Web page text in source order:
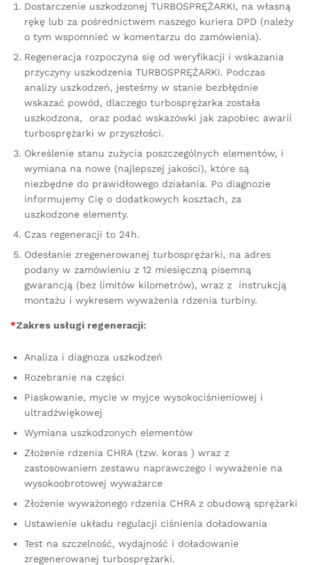
Dostarczenie uszkodzonej TURBOSPRĘŻARKI, na własną
rękę lub za pośrednictwem naszego kuriera DPD (należy
o tym wspomnieć w komentarzu do zamówienia).
Regeneracja rozpoczyna się od weryfikacji i wskazania
przyczyny uszkodzenia TURBOSPRĘŻARKI. Podczas
analizy uszkodzeń, jesteśmy w stanie bezbłędnie
wskazać powód, dlaczego turbosprężarka została
uszkodzona, oraz podać wskazówki jak zapobiec awarii
turbosprężarki w przyszłości.
Określenie stanu zużycia poszczególnych elementów, i
wymiana na nowe (najlepszej jakości), które są
niezbędne do prawidłowego działania. Po diagnozie
informujemy Cię o dodatkowych kosztach, za
uszkodzone elementy.
Czas regeneracji to 24h.
Odesłanie zregenerowanej turbosprężarki, na adres
podany w zamówieniu z 12 miesięczną pisemną
gwarancją (bez limitów kilometrów), wraz z instrukcją
montażu i wykresem wyważenia rdzenia turbiny.
*Zakres usługi regeneracji:
Analiza i diagnoza uszkodzeń
Rozebranie na części
Piaskowanie, mycie w myjce wysokociśnieniowej i
ultradźwiękowej
Wymiana uszkodzonych elementów
Złożenie rdzenia CHRA (tzw. koras ) wraz z
zastosowaniem zestawu naprawczego i wyważenie na
wysokoobrotowej wyważarce
Złożenie wyważonego rdzenia CHRA z obudową sprężarki
Ustawienie układu regulacji ciśnienia doładowania
Test na szczelność, wydajność i doładowanie
zregenerowanej turbosprężarki.